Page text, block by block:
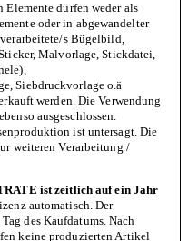
dürfen weder als
oder in abgewandelter
s Bügelbild,
Malvorlage, Stickdatei,
Siebdruckvorlage o.ä
werden. Die Verwendung
ausgeschlossen.
ist untersagt. Die
weiteren Verarbeitung /
ist zeitlich auf ein Jahr
automatisch. Der
des Kaufdatums. Nach
keine produzierten Artikel